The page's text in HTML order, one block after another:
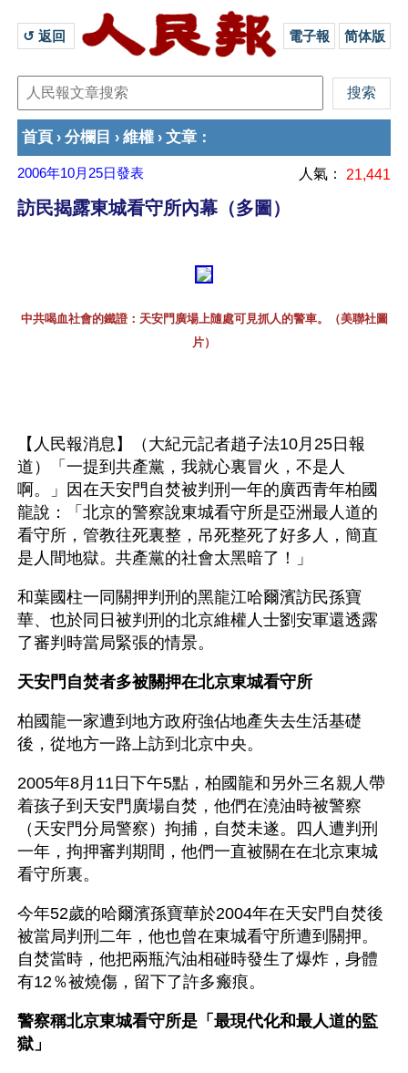
↺ 返回 電子報 简体版
首頁 › 分欄目 › 維權 › 文章 ：
2006年10月25日發表 人氣： 21,441
訪民揭露東城看守所內幕（多圖）
中共喝血社會的鐵證：天安門廣場上隨處可見抓人的警車。（美聯社圖
片）
【人民報消息】（大紀元記者趙子法10月25日報
道）「一提到共產黨，我就心裏冒火，不是人
啊。」因在天安門自焚被判刑一年的廣西青年柏國
龍說：「北京的警察說東城看守所是亞洲最人道的
看守所，管教往死裏整，吊死整死了好多人，簡直
是人間地獄。共產黨的社會太黑暗了！」
和葉國柱一同關押判刑的黑龍江哈爾濱訪民孫寶
華、也於同日被判刑的北京維權人士劉安軍還透露
了審判時當局緊張的情景。
天安門自焚者多被關押在北京東城看守所
柏國龍一家遭到地方政府強佔地產失去生活基礎
後，從地方一路上訪到北京中央。
2005年8月11日下午5點，柏國龍和另外三名親人帶
着孩子到天安門廣場自焚，他們在澆油時被警察
（天安門分局警察）拘捕，自焚未遂。四人遭判刑
一年，拘押審判期間，他們一直被關在在北京東城
看守所裏。
今年52歲的哈爾濱孫寶華於2004年在天安門自焚後
被當局判刑二年，他也曾在東城看守所遭到關押。
自焚當時，他把兩瓶汽油相碰時發生了爆炸，身體
有12％被燒傷，留下了許多瘢痕。
警察稱北京東城看守所是「最現代化和最人道的監
獄」